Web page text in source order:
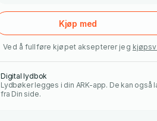
Kjøp med
Ved å fullføre kjøpet aksepterer jeg
Digital lydbok
Lydbøker legges i din ARK-app. De kan også
fra Din side.